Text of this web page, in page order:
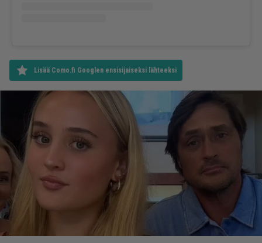
Lisää Como.fi Googlen ensisijaiseksi lähteeksi